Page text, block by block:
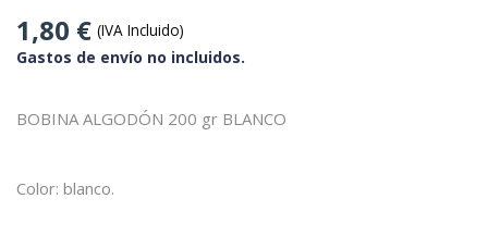
1,80 € (IVA Incluido)
Gastos de envío no incluidos.
BOBINA ALGODÓN 200 gr BLANCO
Color: blanco.